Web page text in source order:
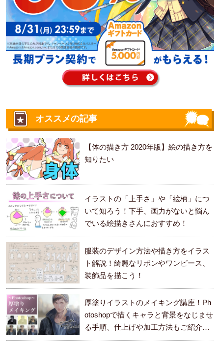
オススメの記事
【体の描き方 2020年版】絵の描き方を
知りたい
イラストの「上手さ」や「絵柄」につ
いて知ろう！下手、画力がないと悩ん
でいる絵描きさんにおすすめ！
服装のデザイン方法や描き方をイラス
ト解説！綺麗なリボンやワンピース、
装飾品を描こう！
厚塗りイラストのメイキング講座！Ph
otoshopで描くキャラと背景をなじませ
る手順、仕上げや加工方法もご紹介し
ます。